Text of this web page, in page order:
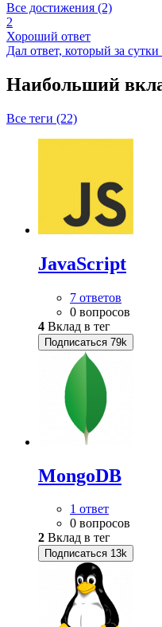
Все достижения (2)
2
Хороший ответ
Дал ответ, который за
Наибольший
Все теги (22)
JavaScript
7 ответов
0 вопросов
4 Вклад в тег
Подписаться 79k
MongoDB
1 ответ
0 вопросов
2 Вклад в тег
Подписаться 13k